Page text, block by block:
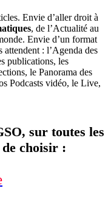
Envie d’aller droit à
, de l’Actualité au
Envie d’un format
attendent : l’Agenda des
publications, les
le Panorama des
Podcasts vidéo, le Live,
sur toutes les
choisir: